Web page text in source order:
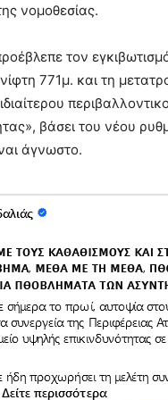
νομοθεσίας.
τον
771μ. και τη
βάσει του νέου
άγνωστο.